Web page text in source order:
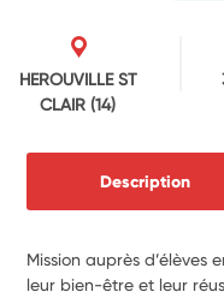
HEROUVILLE ST
CLAIR(14)
Description
Mission auprès d’élèves
leur bien-être et leur